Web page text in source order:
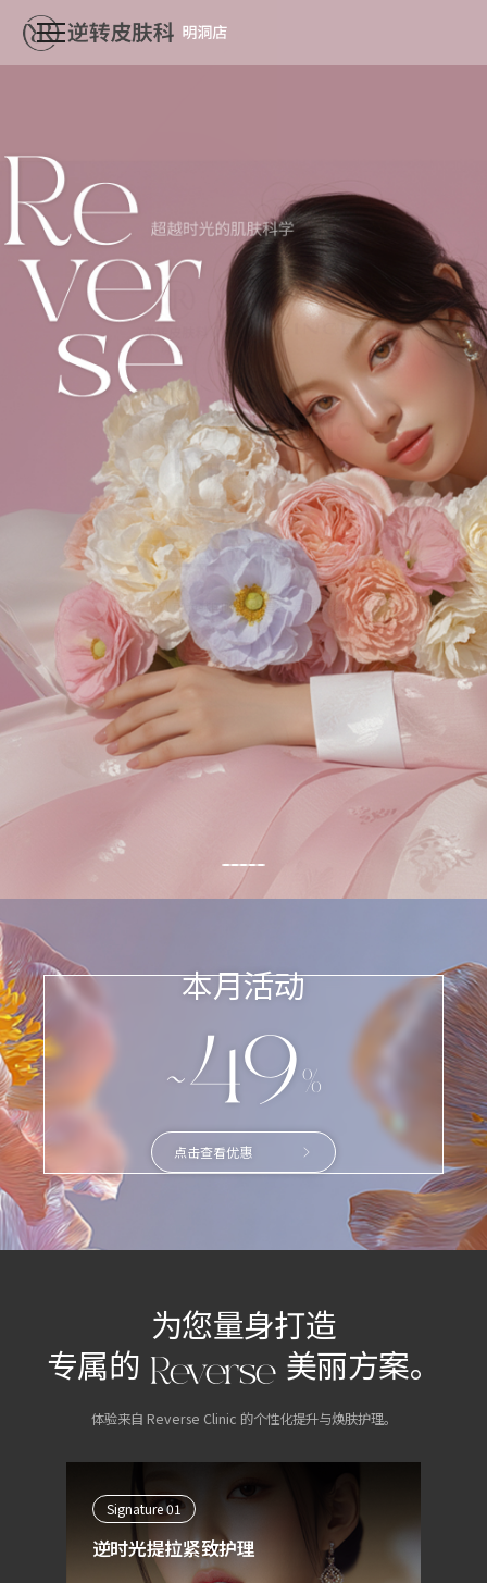
Reverse Clinic
与 Prime Raise
携手合作,
荣登全球第一。
被正式认可为韩国唯一的官方大师级诊所。
本月活动
~49%
点击查看优惠
为您量身打造
专属的 Reverse 美丽方案。
体验来自 Reverse Clinic 的个性化提升与焕肤护理。
Signature 01
逆时光提拉紧致护理